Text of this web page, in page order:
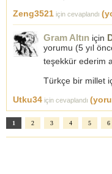
Zeng3521 için cevaplandı
Gram Altın için
yorumu (5 yıl
teşekkür ederim
Türkçe bir millet
Utku34 için cevaplandı
1 2 3 4 5 6